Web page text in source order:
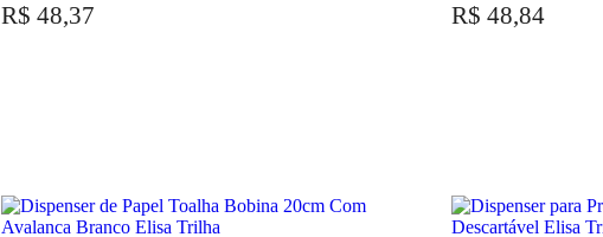
R$ 48,37 R$ 48,84